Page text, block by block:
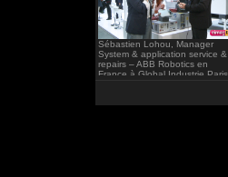
Sébastien Lohou, Manager
System & application service &
repairs – ABB Robotics en
France à Global Industrie Paris